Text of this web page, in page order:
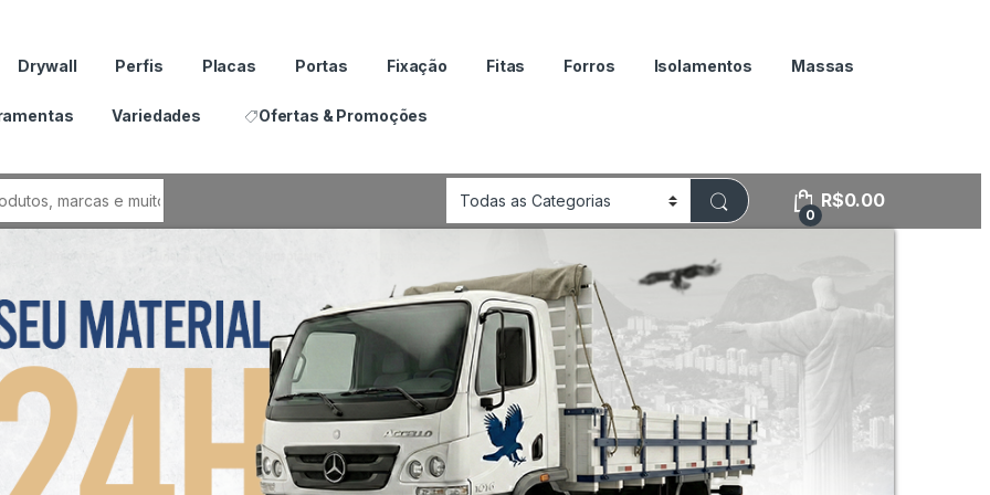
Drywall Perfis Placas Portas Fixação Fitas Forros Isolamentos Massas
Variedades Ofertas & Promoções
0
R$0.00